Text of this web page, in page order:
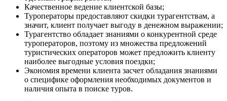
Качественное ведение клиентской базы;
Туроператоры предоставляют скидки турагентствам, а
значит, клиент получает выгоду в денежном выражении;
Турагентство обладает знаниями о конкурентной среде
туроператоров, поэтому из множества предложений
туристических операторов может предложить клиенту
наиболее выгодные условия поездки;
Экономия времени клиента засчет обладания знаниями
о специфике оформления необходимых документов и
наличия опыта в поиске туров.